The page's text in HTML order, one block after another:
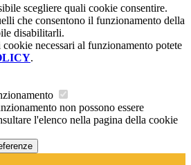
scegliere quali cookie consentire.
che consentono il funzionamento della
disabilitarli.
necessari al funzionamento potete
.
non possono essere
l'elenco nella pagina della cookie